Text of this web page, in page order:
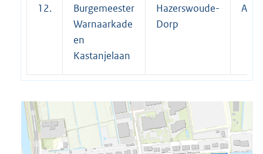
12.
Burgemeester
Warnaarkade
en
Kastanjelaan
Hazerswoude-
Dorp
A